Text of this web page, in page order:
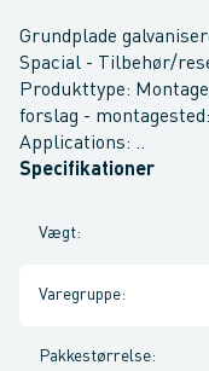
Grundplade
Spacial - Tilbehør/
Produkttype:
forslag -
Applications: ..
Specifikationer
Vægt:
Varegruppe:
Pakkestørrelse: